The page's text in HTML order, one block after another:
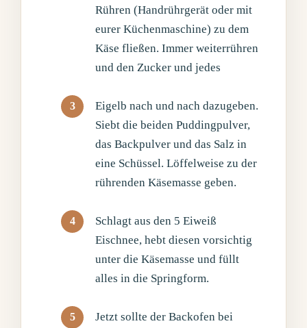
Rühren (Handrührgerät oder mit
eurer Küchenmaschine) zu dem
Käse fließen. Immer weiterrühren
und den Zucker und jedes
Eigelb nach und nach dazugeben.
Siebt die beiden Puddingpulver,
das Backpulver und das Salz in
eine Schüssel. Löffelweise zu der
rührenden Käsemasse geben.
Schlagt aus den 5 Eiweiß
Eischnee, hebt diesen vorsichtig
unter die Käsemasse und füllt
alles in die Springform.
Jetzt sollte der Backofen bei